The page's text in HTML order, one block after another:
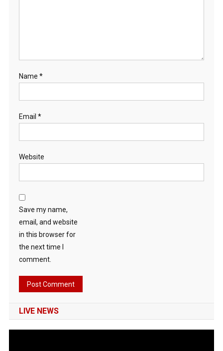
Name *
Email *
Website
Save my name,
email, and website
in this browser for
the next time I
comment.
LIVE NEWS